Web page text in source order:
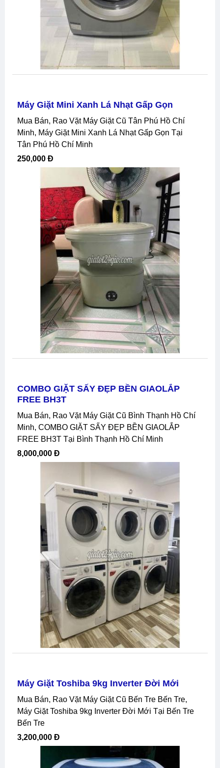
Máy Giặt Mini Xanh Lá Nhạt Gấp Gọn
Mua Bán, Rao Vặt Máy Giặt Cũ Tân Phú Hồ Chí
Minh, Máy Giặt Mini Xanh Lá Nhạt Gấp Gọn Tại
Tân Phú Hồ Chí Minh
250,000 Đ
COMBO GIẶT SẤY ĐẸP BỀN GIAOLẮP
FREE BH3T
Mua Bán, Rao Vặt Máy Giặt Cũ Bình Thạnh Hồ Chí
Minh, COMBO GIẶT SẤY ĐẸP BỀN GIAOLẮP
FREE BH3T Tại Bình Thạnh Hồ Chí Minh
8,000,000 Đ
Máy Giặt Toshiba 9kg Inverter Đời Mới
Mua Bán, Rao Vặt Máy Giặt Cũ Bến Tre Bến Tre,
Máy Giặt Toshiba 9kg Inverter Đời Mới Tại Bến Tre
Bến Tre
3,200,000 Đ